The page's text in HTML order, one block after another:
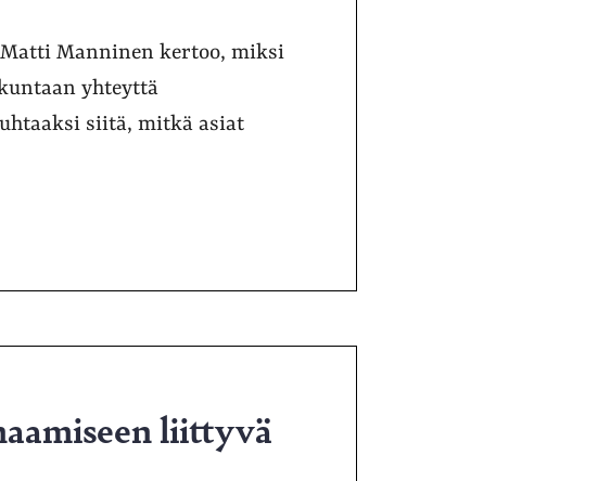
Manninen kertoo, miksi
yhteyttä
siitä, mitkä asiat
liittyvä